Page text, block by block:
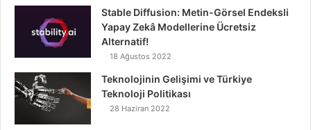
Stable Diffusion: Metin-Görsel Endeksli
Yapay Zekâ Modellerine Ücretsiz
Alternatif!
18 Ağustos 2022
Teknolojinin Gelişimi ve Türkiye
Teknoloji Politikası
28 Haziran 2022